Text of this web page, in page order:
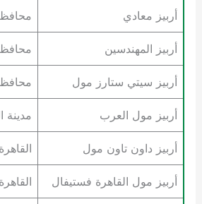
أربيز معادي
أربيز المهندسين
أربيز سيتي ستارز مول
أربيز مول العرب مدينة
أربيز داون تاون مول
أربيز مول القاهرة فستيفال